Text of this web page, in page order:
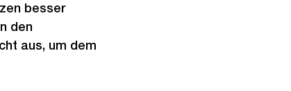
besser
den
aus, um dem